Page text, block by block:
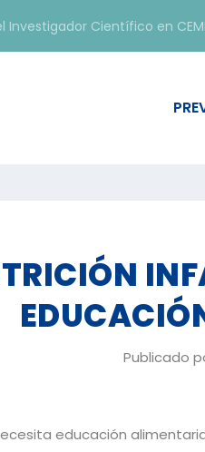
Investigador Científico en
Publicado